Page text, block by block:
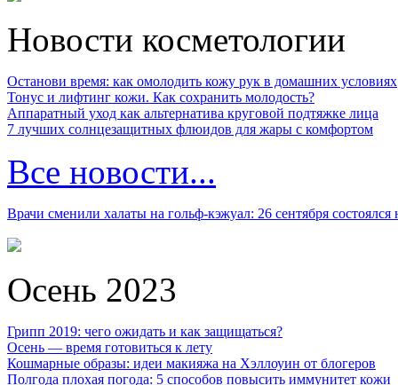
Новости косметологии
Останови время: как омолодить кожу рук в домашних условиях
Тонус и лифтинг кожи. Как сохранить молодость?
Аппаратный уход как альтернатива круговой подтяжке лица
7 лучших солнцезащитных флюидов для жары с комфортом
Все новости...
Врачи сменили халаты на гольф-кэжуал: 26 сентября
Осень 2023
Грипп 2019: чего ожидать и как защищаться?
Осень — время готовиться к лету
Кошмарные образы: идеи макияжа на Хэллоуин от блогеров
Полгода плохая погода: 5 способов повысить иммунитет кожи